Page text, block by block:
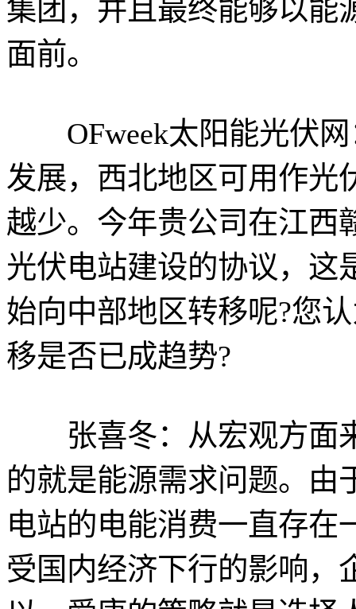
集团，并且最终能够以能
面前。
OFweek太阳能光伏网
发展，西北地区可用作光
越少。今年贵公司在江西
光伏电站建设的协议，这
始向中部地区转移呢?您
移是否已成趋势?
张喜冬：从宏观方面
的就是能源需求问题。由
电站的电能消费一直存在
受国内经济下行的影响，